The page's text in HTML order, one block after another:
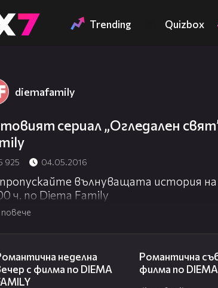
Trending Quizbox
diemafamily
сериал „Огледален
925 04.05.2016
вълнуващата история
ч. по Diema Family
неделна
с филма по DIEMA
Романтична
филма по